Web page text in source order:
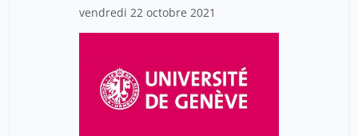
vendredi 22 octobre 2021